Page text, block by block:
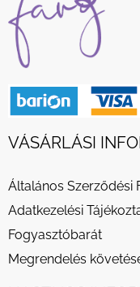
VÁSÁRLÁSI
Általános Szerződési
Adatkezelési
Fogyasztóbarát
Megrendelés